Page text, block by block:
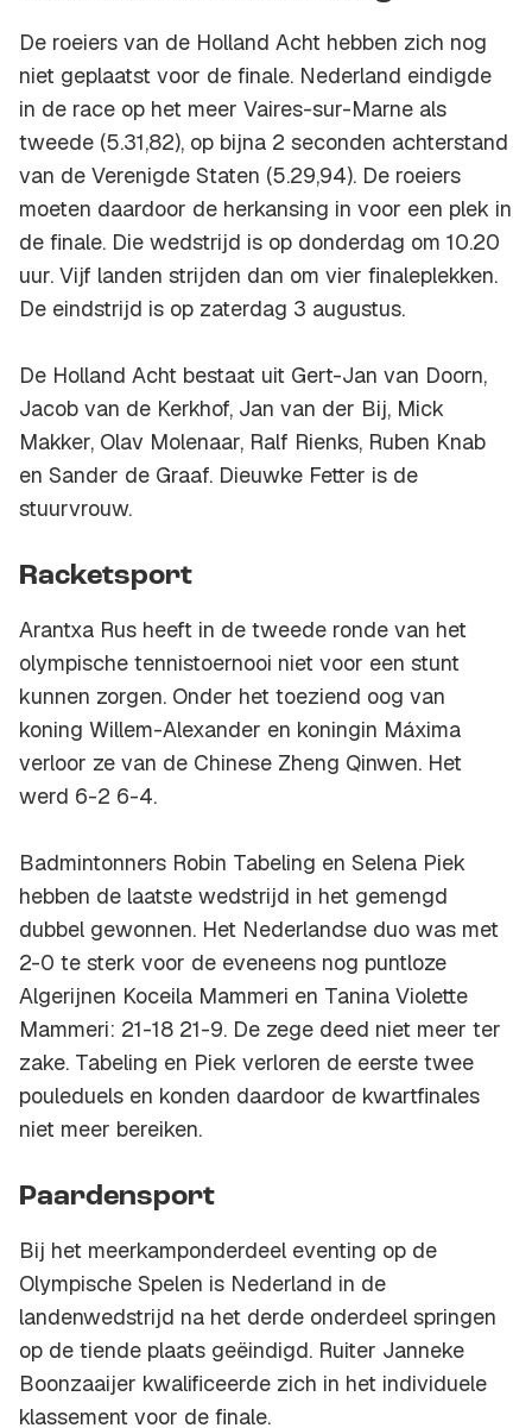
De roeiers van de Holland Acht hebben zich nog
niet geplaatst voor de finale. Nederland eindigde
in de race op het meer Vaires-sur-Marne als
tweede (5.31,82), op bijna 2 seconden achterstand
van de Verenigde Staten (5.29,94). De roeiers
moeten daardoor de herkansing in voor een plek in
de finale. Die wedstrijd is op donderdag om 10.20
uur. Vijf landen strijden dan om vier finaleplekken.
De eindstrijd is op zaterdag 3 augustus.
De Holland Acht bestaat uit Gert-Jan van Doorn,
Jacob van de Kerkhof, Jan van der Bij, Mick
Makker, Olav Molenaar, Ralf Rienks, Ruben Knab
en Sander de Graaf. Dieuwke Fetter is de
stuurvrouw.
Racketsport
Arantxa Rus heeft in de tweede ronde van het
olympische tennistoernooi niet voor een stunt
kunnen zorgen. Onder het toeziend oog van
koning Willem-Alexander en koningin Máxima
verloor ze van de Chinese Zheng Qinwen. Het
werd 6-2 6-4.
Badmintonners Robin Tabeling en Selena Piek
hebben de laatste wedstrijd in het gemengd
dubbel gewonnen. Het Nederlandse duo was met
2-0 te sterk voor de eveneens nog puntloze
Algerijnen Koceila Mammeri en Tanina Violette
Mammeri: 21-18 21-9. De zege deed niet meer ter
zake. Tabeling en Piek verloren de eerste twee
pouleduels en konden daardoor de kwartfinales
niet meer bereiken.
Paardensport
Bij het meerkamponderdeel eventing op de
Olympische Spelen is Nederland in de
landenwedstrijd na het derde onderdeel springen
op de tiende plaats geëindigd. Ruiter Janneke
Boonzaaijer kwalificeerde zich in het individuele
klassement voor de finale.